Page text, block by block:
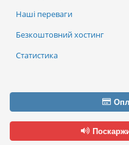
Наші переваги
Безкоштовний хостинг
Статистика